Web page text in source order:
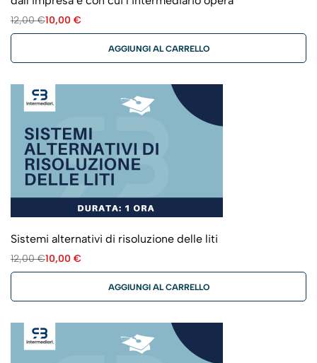
12,00€10,00 €
AGGIUNGI AL CARRELLO
Sistemi alternativi di risoluzione delle liti
12,00€10,00 €
AGGIUNGI AL CARRELLO